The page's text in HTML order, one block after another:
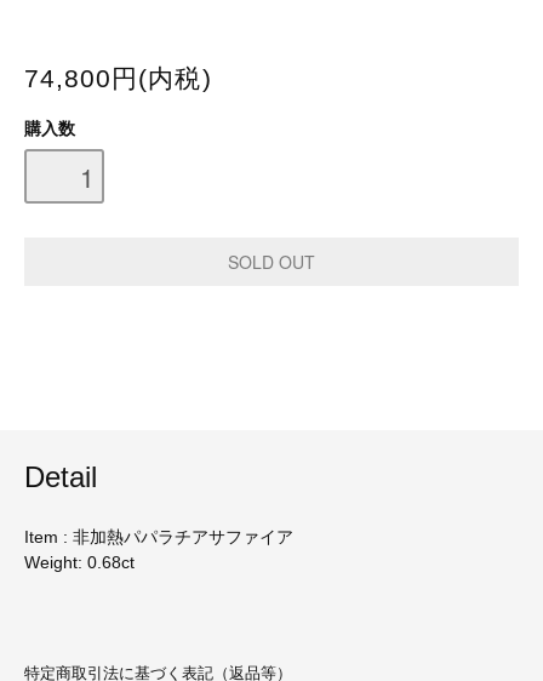
74,800円(内税)
購入数
Detail
Item : 非加熱パパラチアサファイア
Weight: 0.68ct
特定商取引法に基づく表記（返品等）